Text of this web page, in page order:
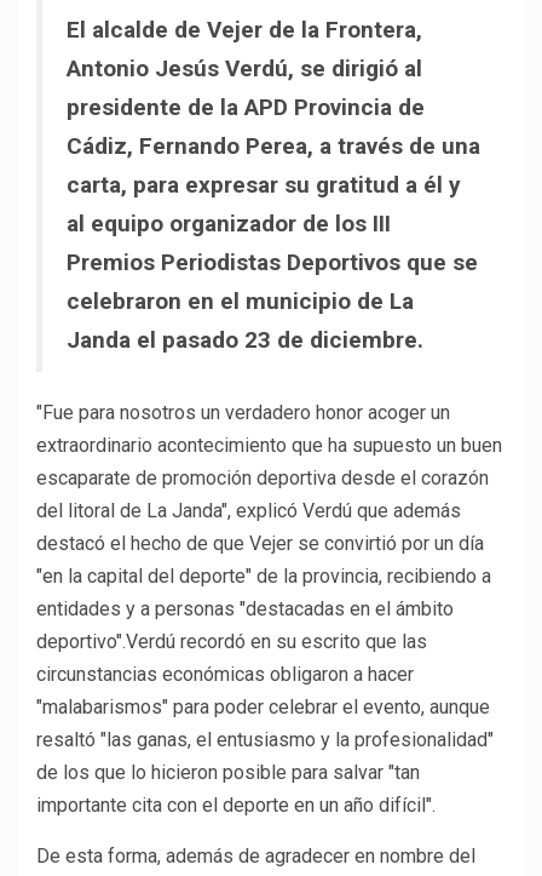
El alcalde de Vejer de la Frontera,
Antonio Jesús Verdú, se dirigió al
presidente de la APD Provincia de
Cádiz, Fernando Perea, a través de una
carta, para expresar su gratitud a él y
al equipo organizador de los III
Premios Periodistas Deportivos que se
celebraron en el municipio de La
Janda el pasado 23 de diciembre.
"Fue para nosotros un verdadero honor acoger un
extraordinario acontecimiento que ha supuesto un buen
escaparate de promoción deportiva desde el corazón
del litoral de La Janda", explicó Verdú que además
destacó el hecho de que Vejer se convirtió por un día
"en la capital del deporte" de la provincia, recibiendo a
entidades y a personas "destacadas en el ámbito
deportivo".Verdú recordó en su escrito que las
circunstancias económicas obligaron a hacer
"malabarismos" para poder celebrar el evento, aunque
resaltó "las ganas, el entusiasmo y la profesionalidad"
de los que lo hicieron posible para salvar "tan
importante cita con el deporte en un año difícil".
De esta forma, además de agradecer en nombre del